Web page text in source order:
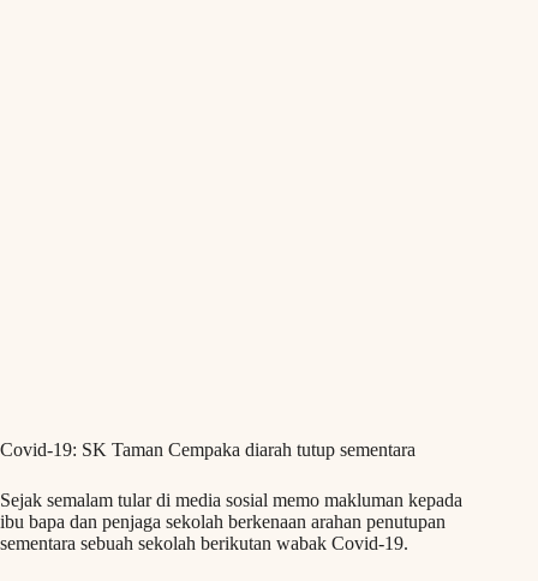
Covid-19: SK Taman Cempaka diarah tutup sementara
Sejak semalam tular di media sosial memo makluman kepada
ibu bapa dan penjaga sekolah berkenaan arahan penutupan
sementara sebuah sekolah berikutan wabak Covid-19.